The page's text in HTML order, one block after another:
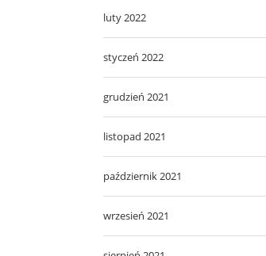
luty 2022
styczeń 2022
grudzień 2021
listopad 2021
październik 2021
wrzesień 2021